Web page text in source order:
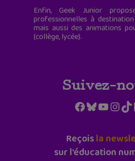
Enfin, Geek Junior
professionnelles à
mais aussi des animations
(collège, lycée).
Suivez-
Facebook
Bluesky
Reçoisla
sur l'éducation